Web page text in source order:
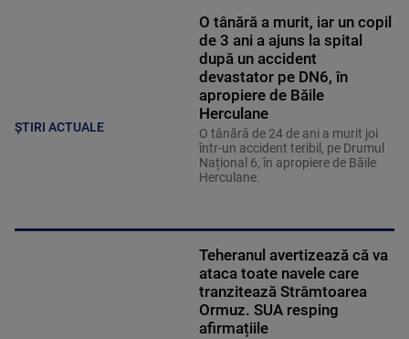
ȘTIRI ACTUALE
O tânără a murit, iar un copil
de 3 ani a ajuns la spital
după un accident
devastator pe DN6, în
apropiere de Băile
Herculane
O tânără de 24 de ani a murit joi
într-un accident teribil, pe Drumul
Național 6, în apropiere de Băile
Herculane.
Teheranul avertizează că va
ataca toate navele care
tranzitează Strâmtoarea
Ormuz. SUA resping
afirmațiile